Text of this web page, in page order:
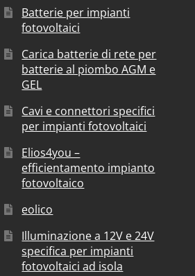
Batterie per impianti
fotovoltaici
Carica batterie di rete per
batterie al piombo AGM e
GEL
Cavi e connettori specifici
per impianti fotovoltaici
Elios4you –
efficientamento impianto
fotovoltaico
eolico
Illuminazione a 12V e 24V
specifica per impianti
fotovoltaici ad isola